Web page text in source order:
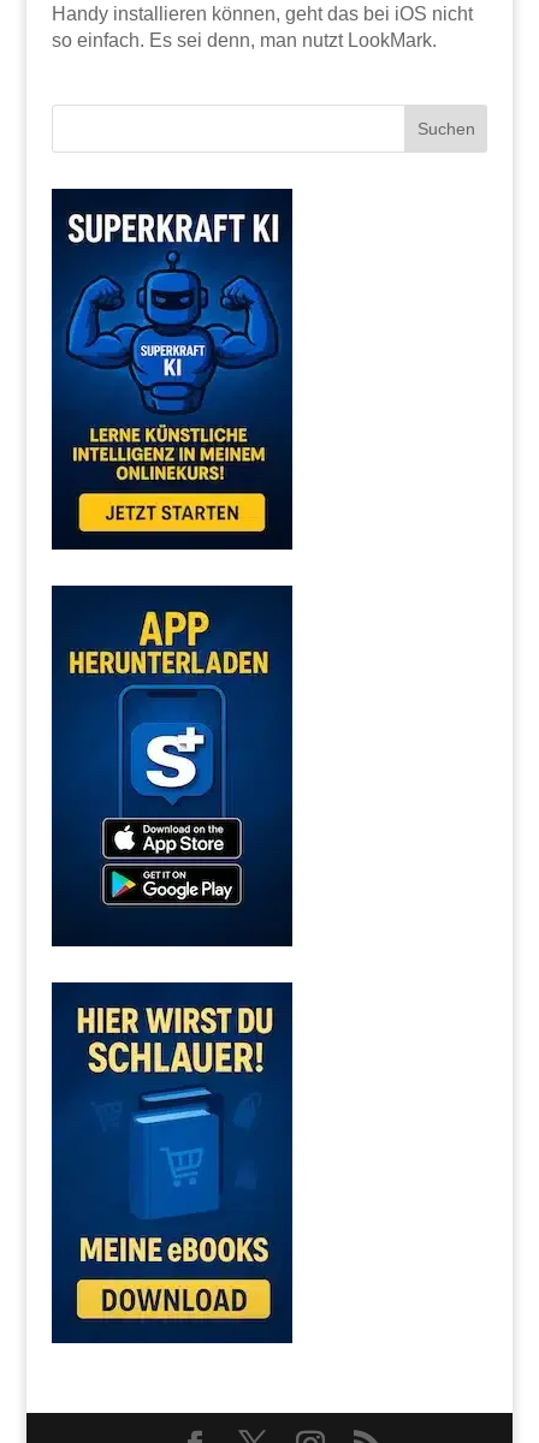
Handy installieren können, geht das bei iOS nicht
so einfach. Es sei denn, man nutzt LookMark.